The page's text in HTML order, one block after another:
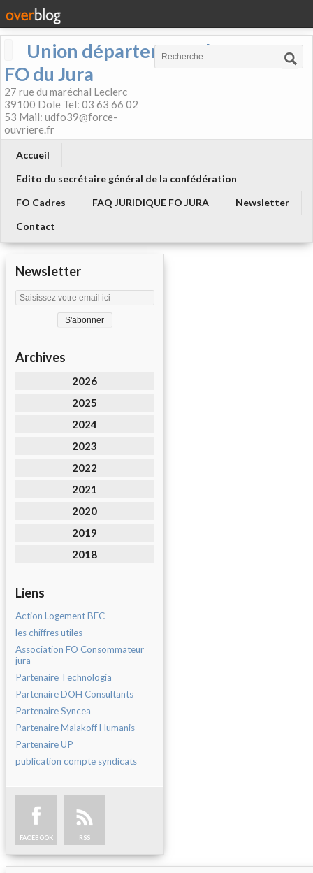
Union départementale
FO du Jura
27 rue du maréchal Leclerc
39100 Dole Tel: 03 63 66 02
53 Mail: udfo39@force-
ouvriere.fr
Accueil
Edito du secrétaire général de la confédération
FO Cadres
FAQ JURIDIQUE FO JURA
Newsletter
Contact
Newsletter
Archives
2026
2025
2024
2023
2022
2021
2020
2019
2018
Liens
Action Logement BFC
les chiffres utiles
Association FO Consommateur
jura
Partenaire Technologia
Partenaire DOH Consultants
Partenaire Syncea
Partenaire Malakoff Humanis
Partenaire UP
publication compte syndicats
FACEBOOK RSS